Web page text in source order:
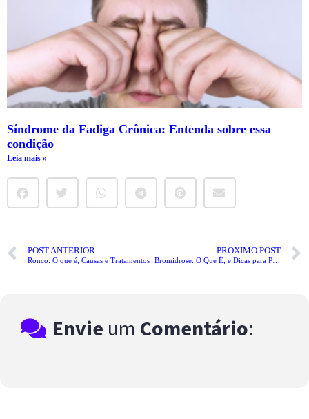
Síndrome da Fadiga Crônica: Entenda sobre essa
condição
Leia mais »
POST ANTERIOR
Ronco: O que é, Causas e Tratamentos
PRÓXIMO POST
Bromidrose: O Que É, e Dicas para Prevenir
Envie um Comentário: